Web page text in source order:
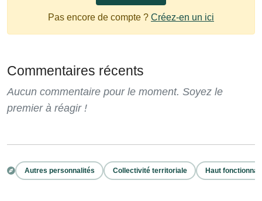
Pas encore de compte ? Créez-en un ici
Commentaires récents
Aucun commentaire pour le moment. Soyez le
premier à réagir !
Autres personnalités Collectivité territoriale Haut